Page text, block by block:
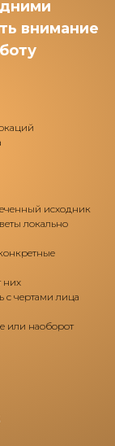
внимание
исходник
локально
них
с чертами лица
или наоборот